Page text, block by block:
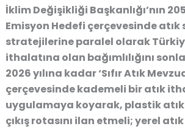
İklim Değişikliği Başkanlığı’nın
Emisyon Hedefi çerçevesinde atık
stratejilerine paralel olarak
ithalatına olan bağımlılığını
2026 yılına kadar ‘Sıfır Atık
çerçevesinde kademeli bir atık
uygulamaya koyarak, plastik
çıkış rotasını ilan etmeli; yerel